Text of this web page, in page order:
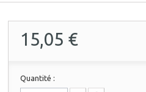
15,05 €
Quantité :